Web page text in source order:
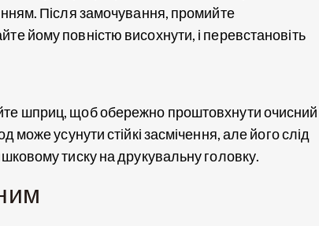
Після замочування, промийте
йому повністю висохнути, і перевстановіть
шприц, щоб обережно проштовхнути очисний
усунути стійкі засмічення, але його слід
тиску на друкувальну головку.